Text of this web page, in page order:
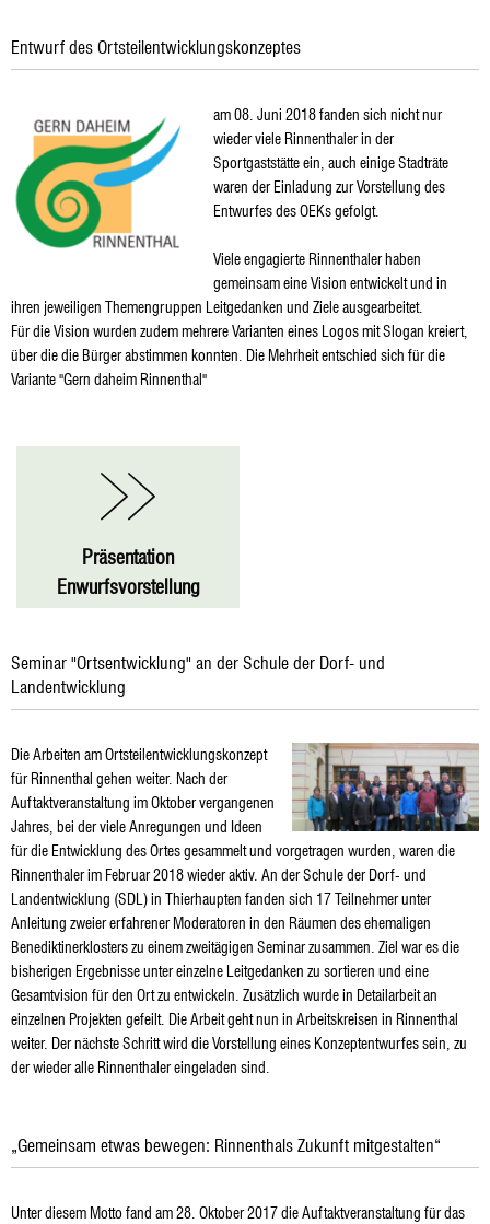
Entwurf des Ortsteilentwicklungskonzeptes
am 08. Juni 2018 fanden sich nicht nur
wieder viele Rinnenthaler in der
Sportgaststätte ein, auch einige Stadträte
waren der Einladung zur Vorstellung des
Entwurfes des OEKs gefolgt.
Viele engagierte Rinnenthaler haben
gemeinsam eine Vision entwickelt und in
ihren jeweiligen Themengruppen Leitgedanken und Ziele ausgearbeitet.
Für die Vision wurden zudem mehrere Varianten eines Logos mit Slogan kreiert,
über die die Bürger abstimmen konnten. Die Mehrheit entschied sich für die
Variante "Gern daheim Rinnenthal"
Präsentation
Enwurfsvorstellung
Seminar "Ortsentwicklung" an der Schule der Dorf- und
Landentwicklung
Die Arbeiten am Ortsteilentwicklungskonzept
für Rinnenthal gehen weiter. Nach der
Auftaktveranstaltung im Oktober vergangenen
Jahres, bei der viele Anregungen und Ideen
für die Entwicklung des Ortes gesammelt und vorgetragen wurden, waren die
Rinnenthaler im Februar 2018 wieder aktiv. An der Schule der Dorf- und
Landentwicklung (SDL) in Thierhaupten fanden sich 17 Teilnehmer unter
Anleitung zweier erfahrener Moderatoren in den Räumen des ehemaligen
Benediktinerklosters zu einem zweitägigen Seminar zusammen. Ziel war es die
bisherigen Ergebnisse unter einzelne Leitgedanken zu sortieren und eine
Gesamtvision für den Ort zu entwickeln. Zusätzlich wurde in Detailarbeit an
einzelnen Projekten gefeilt. Die Arbeit geht nun in Arbeitskreisen in Rinnenthal
weiter. Der nächste Schritt wird die Vorstellung eines Konzeptentwurfes sein, zu
der wieder alle Rinnenthaler eingeladen sind.
„Gemeinsam etwas bewegen: Rinnenthals Zukunft mitgestalten“
Unter diesem Motto fand am 28. Oktober 2017 die Auftaktveranstaltung für das